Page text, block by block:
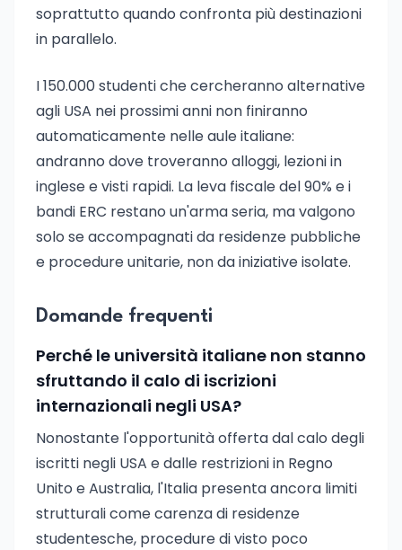
soprattutto quando confronta più destinazioni
in parallelo.
I 150.000 studenti che cercheranno alternative
agli USA nei prossimi anni non finiranno
automaticamente nelle aule italiane:
andranno dove troveranno alloggi, lezioni in
inglese e visti rapidi. La leva fiscale del 90% e i
bandi ERC restano un'arma seria, ma valgono
solo se accompagnati da residenze pubbliche
e procedure unitarie, non da iniziative isolate.
Domande frequenti
Perché le università italiane non stanno
sfruttando il calo di iscrizioni
internazionali negli USA?
Nonostante l'opportunità offerta dal calo degli
iscritti negli USA e dalle restrizioni in Regno
Unito e Australia, l'Italia presenta ancora limiti
strutturali come carenza di residenze
studentesche, procedure di visto poco